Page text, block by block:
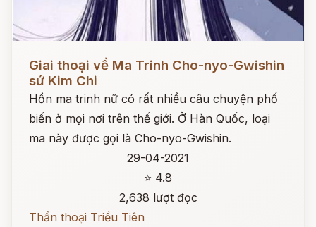
Giai thoại về Ma Trinh Cho-nyo-Gwishin
sứ Kim Chi
Hồn ma trinh nữ có rất nhiều câu chuyện phố
biến ở mọi nơi trên thế giới. Ở Hàn Quốc, loại
ma này được gọi là Cho-nyo-Gwishin.
29-04-2021
⭐ 4.8
2,638 lượt đọc
Thần thoại Triều Tiên